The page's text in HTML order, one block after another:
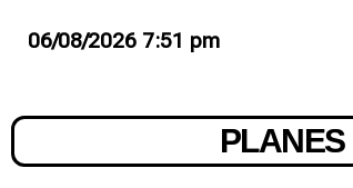
06/08/2026 7:51 pm
PLANES